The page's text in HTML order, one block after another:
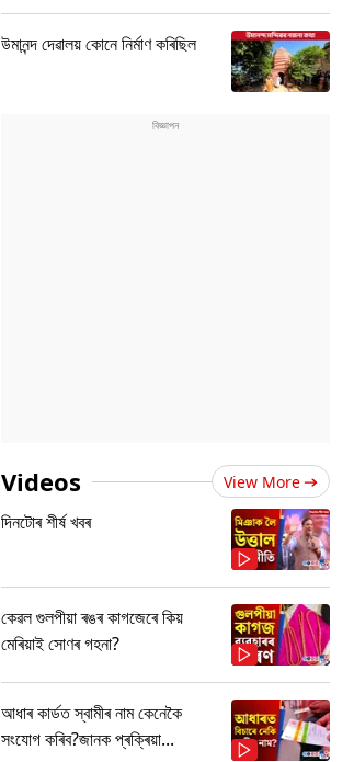
উমানন্দ দেৱালয় কোনে নিৰ্মাণ কৰিছিল
Videos View More
দিনটোৰ শীৰ্ষ খবৰ
কেৱল গুলপীয়া ৰঙৰ কাগজেৰে কিয়
মেৰিয়াই সোণৰ গহনা?
আধাৰ কাৰ্ডত স্বামীৰ নাম কেনেকৈ
সংযোগ কৰিব?জানক প্ৰক্ৰিয়া...